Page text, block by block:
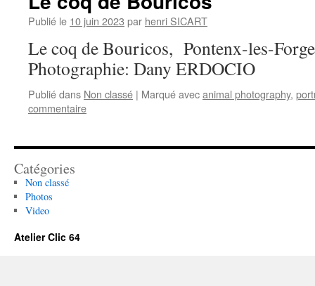
Publié le 10 juin 2023 par henri SICART
Le coq de Bouricos, Pontenx-les-
Photographie: Dany ERDOCIO
Publié dans Non classé | Marqué avecanimal photography,
commentaire
Catégories
Non classé
Photos
Video
Atelier Clic 64